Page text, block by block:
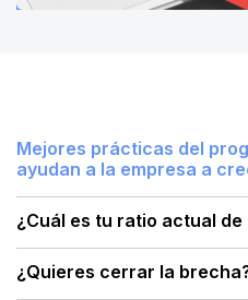
Mejores prácticas del
ayudan a la empresa a
¿Cuál es tu ratio actual
¿Quieres cerrar la